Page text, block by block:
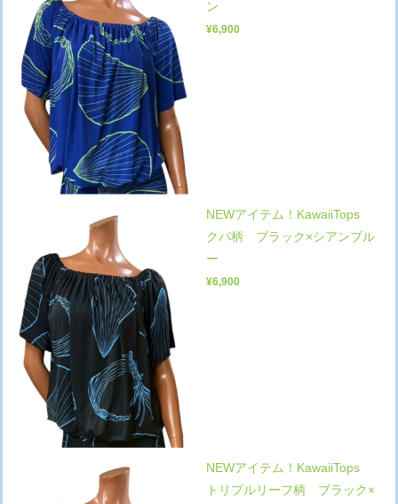
ン
¥6,900
NEWアイテム！KawaiiTops
クパ柄 ブラック×シアンブル
ー
¥6,900
NEWアイテム！KawaiiTops
トリプルリーフ柄 ブラック×